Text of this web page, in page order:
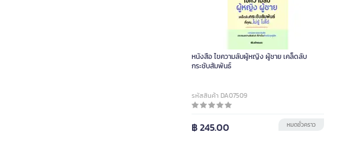
หนังสือ ไขความลับผู้หญิง ผู้ชาย เคล็ดลับ
กระชับสัมพันธ์
รหัสสินค้า DA07509
฿ 245.00 หมดชั่วคราว